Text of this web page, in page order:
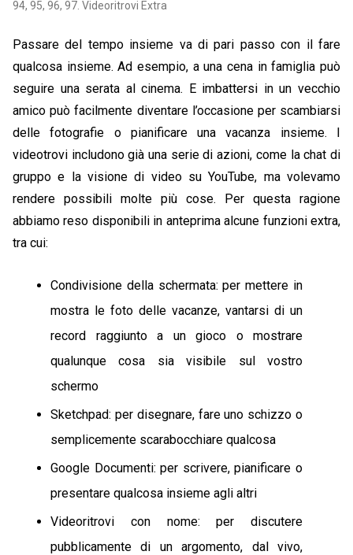
94, 95, 96, 97. Videoritrovi Extra
Passare del tempo insieme va di pari passo con il fare
qualcosa insieme. Ad esempio, a una cena in famiglia può
seguire una serata al cinema. E imbattersi in un vecchio
amico può facilmente diventare l’occasione per scambiarsi
delle fotografie o pianificare una vacanza insieme. I
videotrovi includono già una serie di azioni, come la chat di
gruppo e la visione di video su YouTube, ma volevamo
rendere possibili molte più cose. Per questa ragione
abbiamo reso disponibili in anteprima alcune funzioni extra,
tra cui:
Condivisione della schermata: per mettere in
mostra le foto delle vacanze, vantarsi di un
record raggiunto a un gioco o mostrare
qualunque cosa sia visibile sul vostro
schermo
Sketchpad: per disegnare, fare uno schizzo o
semplicemente scarabocchiare qualcosa
Google Documenti: per scrivere, pianificare o
presentare qualcosa insieme agli altri
Videoritrovi con nome: per discutere
pubblicamente di un argomento, dal vivo,